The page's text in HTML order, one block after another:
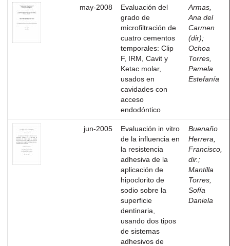
may-2008
Evaluación del
grado de
microfiltración de
cuatro cementos
temporales: Clip
F, IRM, Cavit y
Ketac molar,
usados en
cavidades con
acceso
endodóntico
Armas,
Ana del
Carmen
(dir);
Ochoa
Torres,
Pamela
Estefanía
jun-2005
Evaluación in vitro
de la influencia en
la resistencia
adhesiva de la
aplicación de
hipoclorito de
sodio sobre la
superficie
dentinaria,
usando dos tipos
de sistemas
adhesivos de
Buenaño
Herrera,
Francisco,
dir. ;
Mantilla
Torres,
Sofía
Daniela